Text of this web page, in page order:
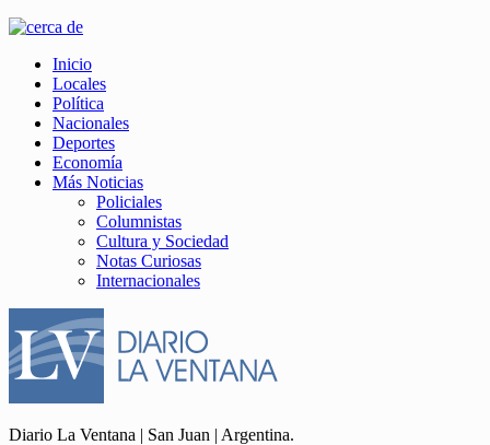
Inicio
Locales
Política
Nacionales
Deportes
Economía
Más Noticias
Policiales
Columnistas
Cultura y Sociedad
Notas Curiosas
Internacionales
Diario La Ventana | San Juan | Argentina.